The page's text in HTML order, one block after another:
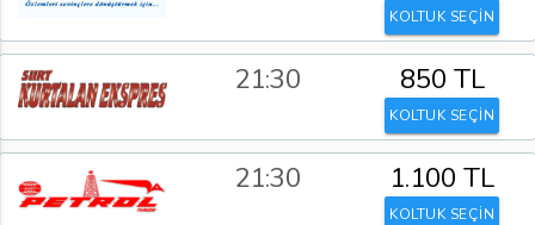
KOLTUK SEÇİN
21:30 850 TL
KOLTUK SEÇİN
21:30 1.100 TL
KOLTUK SEÇİN